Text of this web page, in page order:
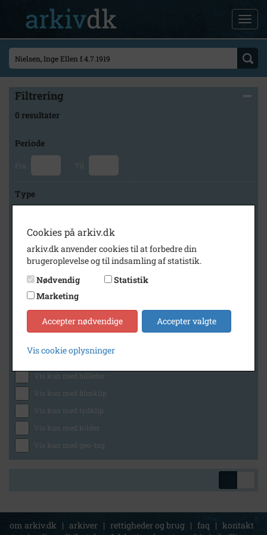
Filtrering
0 resultater
Periode
Fra Til
Type
Arkiv
Slagelse Stads- og Lokalarkiv
Generelt
Vis kun med billeder
Vis kun med filmklip
Vis kun med lydklip
Vis kun med kilder
Vis kun med geo-tag
om arkiv.dk | arkiver | rettigheder og brug | faq | kontakt
Cookies på arkiv.dk
arkiv.dk anvender cookies til at forbedre din
brugeroplevelse og til indsamling af statistik.
Nødvendig
Statistik
Marketing
Accepter nødvendige Accepter valgte
Vis cookie oplysninger